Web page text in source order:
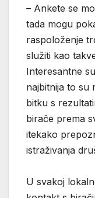
– Ankete se
tada mogu
raspoloženje
služiti kao
Interesantne
najbitnija to su
bitku s
birače prema
itekako
istraživanja
U svakoj